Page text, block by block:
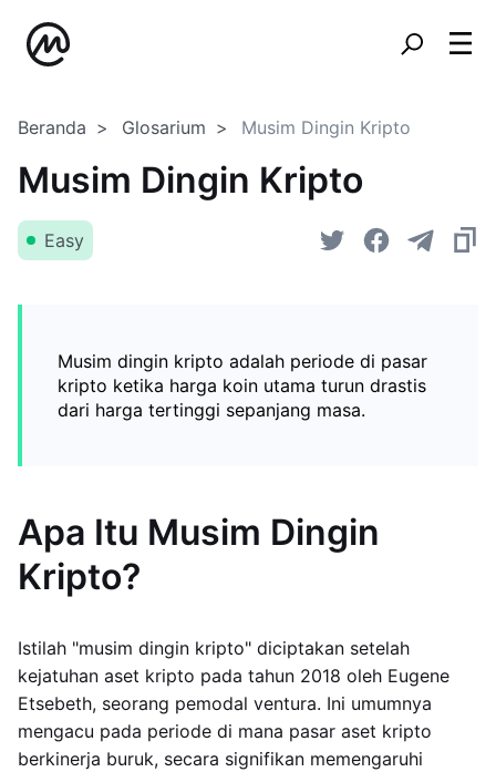
Beranda Glosarium Musim Dingin Kripto
Musim Dingin Kripto
Easy
Musim dingin kripto adalah periode di pasar
kripto ketika harga koin utama turun drastis
dari harga tertinggi sepanjang masa.
Apa Itu Musim Dingin
Kripto?
Istilah "musim dingin kripto" diciptakan setelah
kejatuhan aset kripto pada tahun 2018 oleh Eugene
Etsebeth, seorang pemodal ventura. Ini umumnya
mengacu pada periode di mana pasar aset kripto
berkinerja buruk, secara signifikan memengaruhi